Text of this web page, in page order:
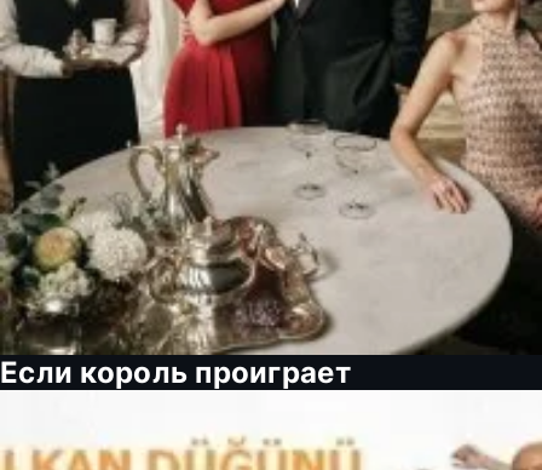
Если король проиграет